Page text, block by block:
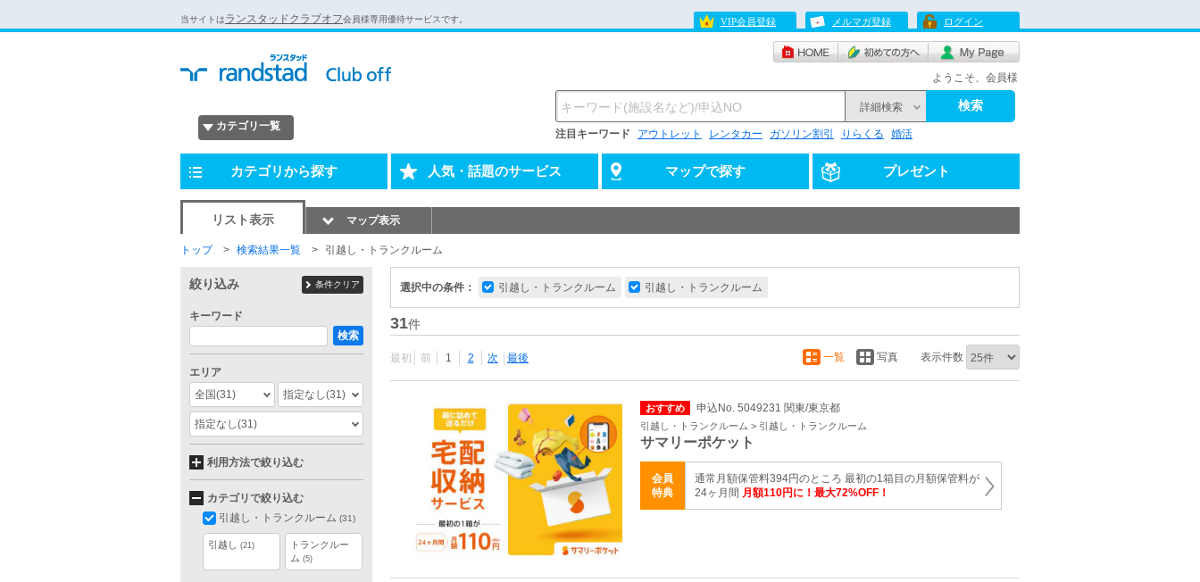
当サイトはランスタッドクラブオフ会員様専用優待サービスです。 VIP会員登録 メルマガ登録 ログイン
ようこそ、会員様
カテゴリ一覧
詳細検索 検索
注目キーワード アウトレット レンタカー ガソリン割引 りらくる 婚活
カテゴリから探す 人気・話題のサービス マップで探す プレゼント
リスト表示 マップ表示
トップ 検索結果一覧 引越し・トランクルーム
選択中の条件： 引越し・トランクルーム 引越し・トランクルーム
31件
最初 前 1 2 次 最後 一覧 写真 表示件数
おすすめ 申込No. 5049231 関東/東京都
引越し・トランクルーム > 引越し・トランクルーム
サマリーポケット
会員
特典
通常月額保管料394円のところ 最初の1箱目の月額保管料が
24ヶ月間 月額110円に！最大72%OFF！
絞り込み 条件クリア
キーワード
検索
エリア
全国(31) 指定なし(31)
指定なし(31)
利用方法で絞り込む
カテゴリで絞り込む
引越し・トランクルーム (31)
引越し (21)
トランクルー
ム (5)